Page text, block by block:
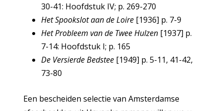
30-41: Hoofdstuk IV; p. 269-270
Het Spookslot aan de Loire[1936] p. 7-9
Het Probleem van de Twee Hulzen[1937] p.
7-14: Hoofdstuk I; p. 165
De Versierde Bedstee[1949] p. 5-11, 41-42,
73-80
Een bescheiden selectie van Amsterdamse